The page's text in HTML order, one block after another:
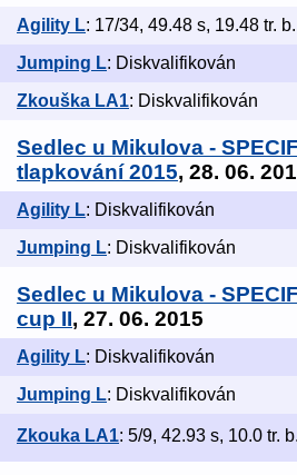
Agility L: 17/34, 49.48 s, 19.48 tr.
Jumping L: Diskvalifikován
Zkouška LA1: Diskvalifikován
Sedlec u Mikulova -
tlapkování 2015, 28. 06.
Agility L: Diskvalifikován
Jumping L: Diskvalifikován
Sedlec u Mikulova -
cup II, 27. 06. 2015
Agility L: Diskvalifikován
Jumping L: Diskvalifikován
Zkouka LA1: 5/9, 42.93 s, 10.0 tr.